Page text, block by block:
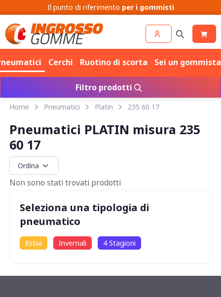
Il punto di riferimento per i gommisti
Cerchi Ruotino di scorta Sei un
Filtro prodotti
Home Pneumatici Platin 235 60 17
Pneumatici PLATIN misura 235
60 17
Non sono stati trovati prodotti
Seleziona una tipologia di
pneumatico
Estivi Invernali 4 Stagioni